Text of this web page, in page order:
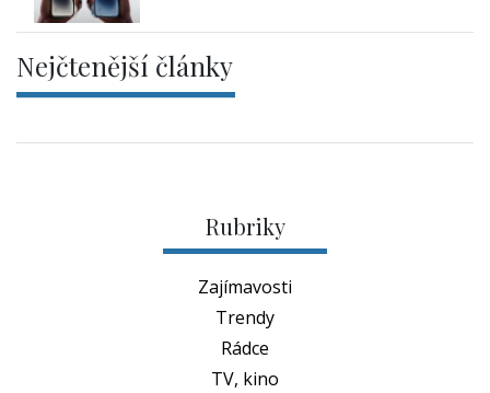
Nejčtenější články
Rubriky
Zajímavosti
Trendy
Rádce
TV, kino